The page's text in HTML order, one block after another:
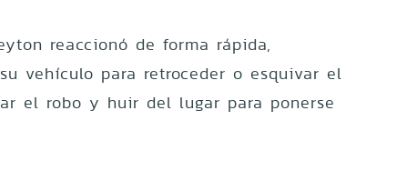
reaccionó de forma rápida,
vehículo para retroceder o esquivar el
el robo y huir del lugar para ponerse